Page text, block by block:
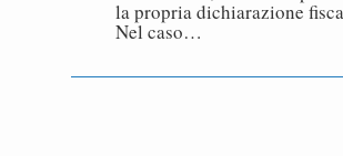
la propria dichiarazione
Nel caso…